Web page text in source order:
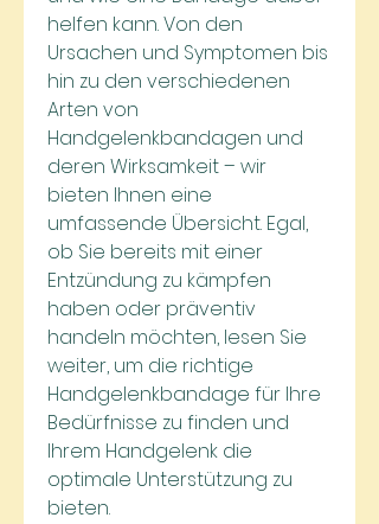
helfen kann. Von den
Ursachen und Symptomen bis
hin zu den verschiedenen
Arten von
Handgelenkbandagen und
deren Wirksamkeit – wir
bieten Ihnen eine
umfassende Übersicht. Egal,
ob Sie bereits mit einer
Entzündung zu kämpfen
haben oder präventiv
handeln möchten, lesen Sie
weiter, um die richtige
Handgelenkbandage für Ihre
Bedürfnisse zu finden und
Ihrem Handgelenk die
optimale Unterstützung zu
bieten.